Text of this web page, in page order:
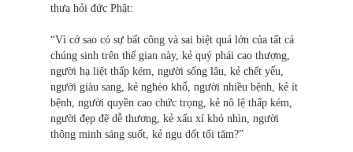
thưa hỏi đức Phật:
“Vì cớ sao có sự bất công và sai biệt quá lớn của tất cả
chúng sinh trên thế gian này, kẻ quý phái cao thượng,
người hạ liệt thấp kém, người sống lâu, kẻ chết yểu,
người giàu sang, kẻ nghèo khổ, người nhiều bệnh, kẻ ít
bệnh, người quyền cao chức trọng, kẻ nô lệ thấp kém,
người đẹp đẽ dễ thương, kẻ xấu xí khó nhìn, người
thông minh sáng suốt, kẻ ngu dốt tối tăm?”